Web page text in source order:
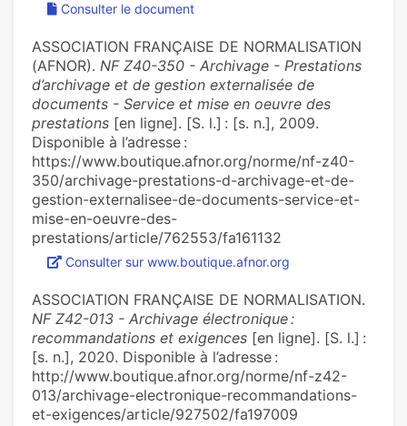
Consulter le document
ASSOCIATION FRANÇAISE DE NORMALISATION
(AFNOR). NF Z40-350 - Archivage - Prestations
d’archivage et de gestion externalisée de
documents - Service et mise en oeuvre des
prestations [en ligne]. [S. l.] : [s. n.], 2009.
Disponible à l’adresse :
https://www.boutique.afnor.org/norme/nf-z40-
350/archivage-prestations-d-archivage-et-de-
gestion-externalisee-de-documents-service-et-
mise-en-oeuvre-des-
prestations/article/762553/fa161132
Consulter sur www.boutique.afnor.org
ASSOCIATION FRANÇAISE DE NORMALISATION.
NF Z42-013 - Archivage électronique :
recommandations et exigences [en ligne]. [S. l.] :
[s. n.], 2020. Disponible à l’adresse :
http://www.boutique.afnor.org/norme/nf-z42-
013/archivage-electronique-recommandations-
et-exigences/article/927502/fa197009